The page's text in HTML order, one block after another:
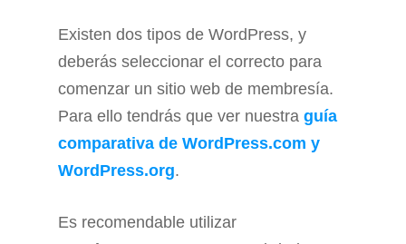
Existen dos tipos de WordPress, y
deberás seleccionar el correcto para
comenzar un sitio web de membresía.
Para ello tendrás que ver nuestra guía
comparativa de WordPress.com y
WordPress.org.
Es recomendable utilizar